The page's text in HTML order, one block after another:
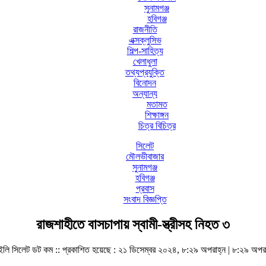
সুনামগঞ্জ
হবিগঞ্জ
রাজনীতি
এক্সক্লুসিভ
শিল্প-সাহিত্য
খেলাধুলা
তথ্যপ্রযুক্তি
বিনোদন
অন্যান্য
মতামত
শিক্ষাঙ্গন
চিত্র বিচিত্র
সিলেট
মৌলভীবাজার
সুনামগঞ্জ
হবিগঞ্জ
প্রবাস
সংবাদ বিজ্ঞপ্তি
রাজশাহীতে বাসচাপায় স্বামী-স্ত্রীসহ নিহত ৩
সিলেট ডট কম :: প্রকাশিত হয়েছে : ২১ ডিসেম্বর ২০২৪, ৮:২৯ অপরাহ্ন | ৮:২৯